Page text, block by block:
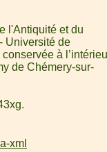
l'Antiquité et du
Université de
à
de Chémery-sur-
.
xml